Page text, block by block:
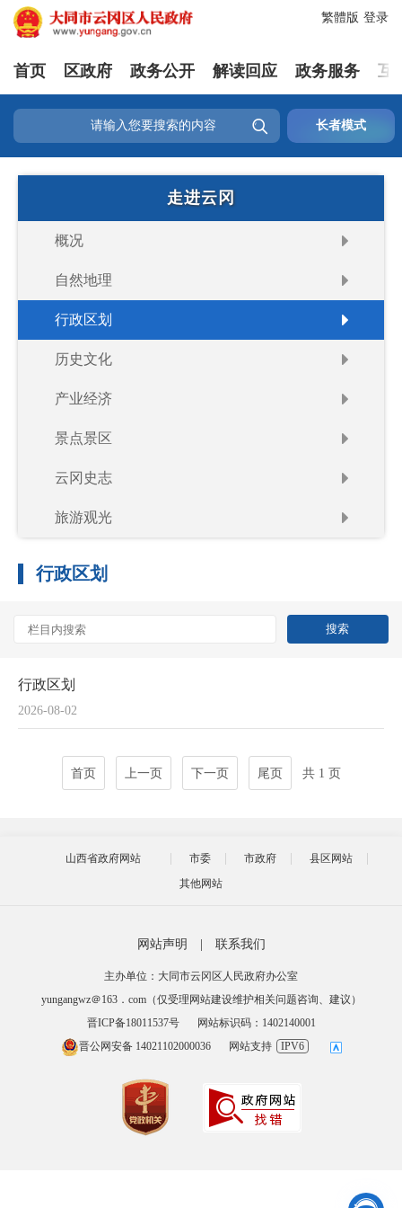
登录
繁體版
首页 区政府 政务公开 解读回应 政务服务 互
 长者模式
走进云冈
概况
自然地理
行政区划
历史文化
产业经济
景点景区
云冈史志
旅游观光
行政区划
2026-08-02
行政区划
首页 上一页 下一页 尾页 共 1 页
山西省政府网站 市委 市政府
县区网站
其他网站
网站声明 联系我们
主办单位：大同市云冈区人民政府办公室
yungangwz＠163．com（仅受理网站建设维护相关问题咨询、建议）
晋ICP备18011537号
网站标识码：1402140001
晋公网安备 14021102000036
网站支持 IPV6